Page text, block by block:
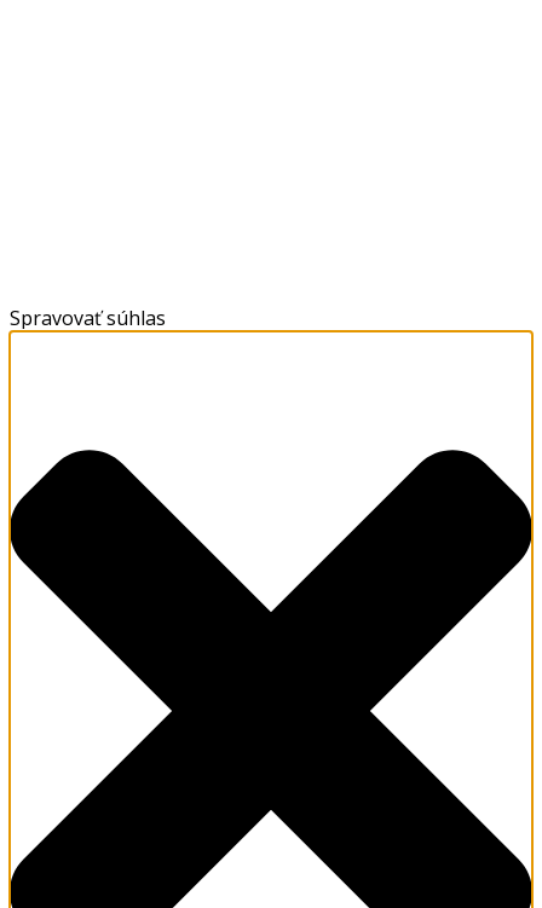
Spravovať súhlas